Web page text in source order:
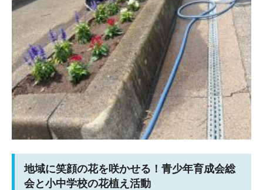
地域に笑顔の花を咲かせる！青少年育成会総
会と小中学校の花植え活動